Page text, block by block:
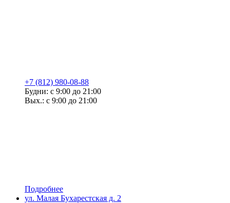
+7 (812) 980-08-88
Будни: с 9:00 до 21:00
Вых.: с 9:00 до 21:00
Подробнее
ул. Малая Бухарестская д. 2